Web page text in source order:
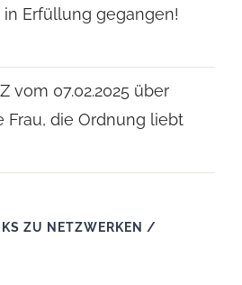
Erfüllung gegangen!
vom 07.02.2025 über
Frau, die Ordnung liebt
ZU NETZWERKEN /